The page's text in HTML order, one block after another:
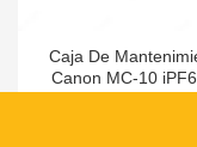
Caja De
Canon MC-10